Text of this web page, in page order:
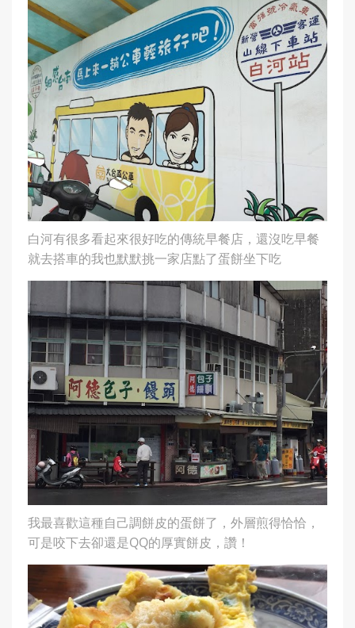
白河有很多看起來很好吃的傳統早餐店，還沒吃早餐
就去搭車的我也默默挑一家店點了蛋餅坐下吃
我最喜歡這種自己調餅皮的蛋餅了，外層煎得恰恰，
可是咬下去卻還是QQ的厚實餅皮，讚！